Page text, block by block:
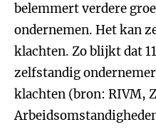
belemmert verdere
ondernemen. Het kan
klachten. Zo blijkt dat
zelfstandig
klachten (bron: RIVM,